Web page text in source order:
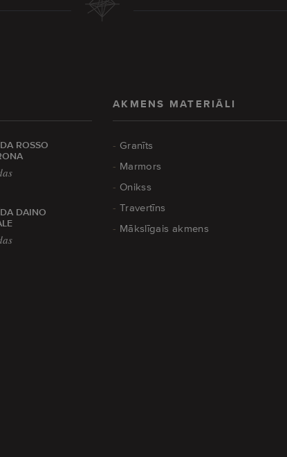
ROSSO
DAINO
AKMENS MATERIĀLI
Granīts
Marmors
Onikss
Travertīns
Mākslīgais akmens